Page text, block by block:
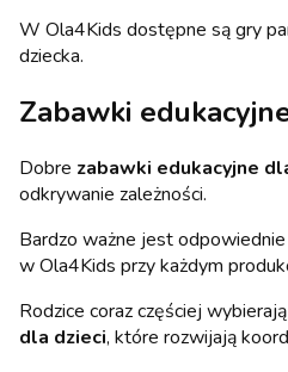
W Ola4Kids dostępne są gry
dziecka.
Zabawki
Dobre zabawki edukacyjne
odkrywanie zależności.
Bardzo ważne jest
w Ola4Kids przy każdym
Rodzice coraz częściej
dla dzieci, które rozwijają